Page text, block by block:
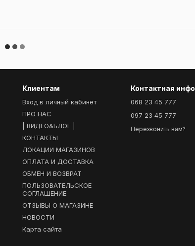
Клиентам
Вход в личный кабинет
ПРО НАС
| ВИДЕО&БЛОГ |
КОНТАКТЫ
ЛОКАЦИИ МАГАЗИНОВ
ОПЛАТА И ДОСТАВКА
ОБМЕН И ВОЗВРАТ
ПОЛЬЗОВАТЕЛЬСКОЕ
СОГЛАШЕНИЕ
ОТЗЫВЫ О МАГАЗИНЕ
НОВОСТИ
Карта сайта
Контактная
068 23 45 777
097 23 45 777
Перезвонить вам?